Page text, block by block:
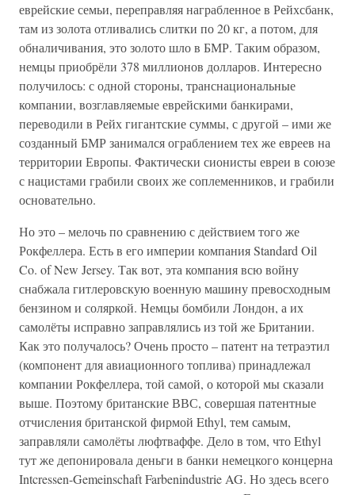
еврейские семьи, переправляя награбленное в Рейхсбанк,
там из золота отливались слитки по 20 кг, а потом, для
обналичивания, это золото шло в БМР. Таким образом,
немцы приобрёли 378 миллионов долларов. Интересно
получилось: с одной стороны, транснациональные
компании, возглавляемые еврейскими банкирами,
переводили в Рейх гигантские суммы, с другой – ими же
созданный БМР занимался ограблением тех же евреев на
территории Европы. Фактически сионисты евреи в союзе
с нацистами грабили своих же соплеменников, и грабили
основательно.
Но это – мелочь по сравнению с действием того же
Рокфеллера. Есть в его империи компания Standard Oil
Co. of New Jersey. Так вот, эта компания всю войну
снабжала гитлеровскую военную машину превосходным
бензином и соляркой. Немцы бомбили Лондон, а их
самолёты исправно заправлялись из той же Британии.
Как это получалось? Очень просто – патент на тетраэтил
(компонент для авиационного топлива) принадлежал
компании Рокфеллера, той самой, о которой мы сказали
выше. Поэтому британские ВВС, совершая патентные
отчисления британской фирмой Ethyl, тем самым,
заправляли самолёты люфтваффе. Дело в том, что Ethyl
тут же депонировала деньги в банки немецкого концерна
Intcressen-Gemeinschaft Farbenindustrie AG. Но здесь всего